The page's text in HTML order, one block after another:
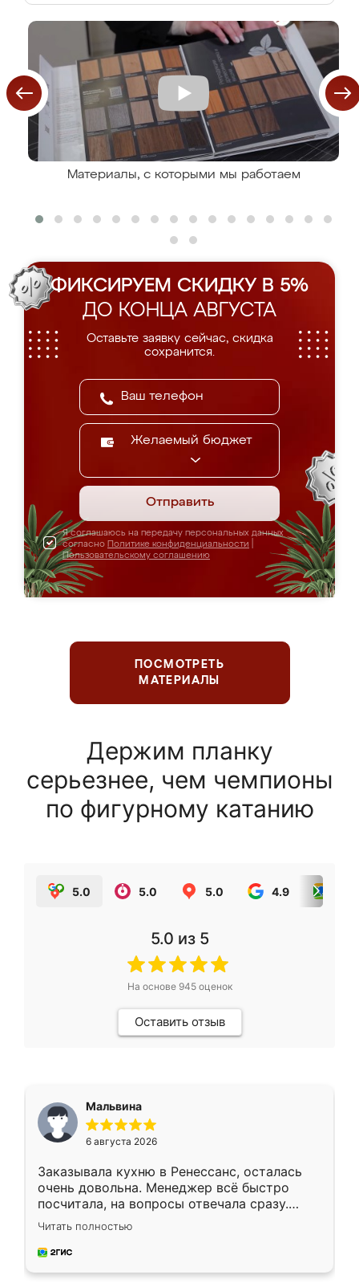
Материалы, с которыми мы работаем
ФИКСИРУЕМ СКИДКУ В 5%
ДО КОНЦА АВГУСТА
Оставьте заявку сейчас, скидка
сохранится.
Желаемый бюджет
Отправить
Я соглашаюсь на передачу персональных данных
согласно Политике конфиденциальности
Пользовательскому соглашению
ПОСМОТРЕТЬ
МАТЕРИАЛЫ
Держим планку
серьезнее, чем чемпионы
по фигурному катанию
5.0 5.0 5.0 4.9
5.0 из 5
На основе 945оценок
Оставить отзыв
Мальвина
6 августа 2026
Заказывала кухню в Ренессанс, осталась
очень довольна. Менеджер всё быстро
посчитала, на вопросы отвечала сразу.
Замерщик приехал в субботу, подошёл к
делу со всей ответственностью. Собрали
за день, ребята работали аккуратно, даже
Читать полностью